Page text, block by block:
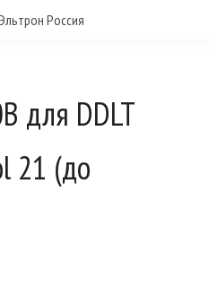
для DDLT
21 (до